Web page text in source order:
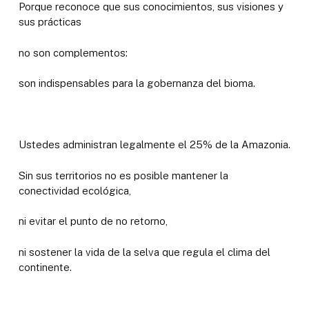
Porque reconoce que sus conocimientos, sus visiones y
sus prácticas
no son complementos:
son indispensables para la gobernanza del bioma.
Ustedes administran legalmente el 25% de la Amazonia.
Sin sus territorios no es posible mantener la
conectividad ecológica,
ni evitar el punto de no retorno,
ni sostener la vida de la selva que regula el clima del
continente.